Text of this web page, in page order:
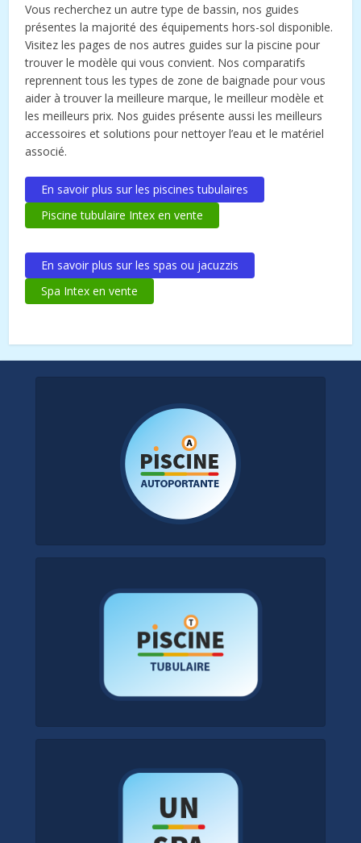
Vous recherchez un autre type de bassin, nos guides
présentes la majorité des équipements hors-sol disponible.
Visitez les pages de nos autres guides sur la piscine pour
trouver le modèle qui vous convient. Nos comparatifs
reprennent tous les types de zone de baignade pour vous
aider à trouver la meilleure marque, le meilleur modèle et
les meilleurs prix. Nos guides présente aussi les meilleurs
accessoires et solutions pour nettoyer l’eau et le matériel
associé.
En savoir plus sur les piscines tubulaires
Piscine tubulaire Intex en vente
En savoir plus sur les spas ou jacuzzis
Spa Intex en vente